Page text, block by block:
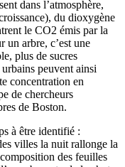
dans l’atmosphère,
du dioxygène
le CO2 émis par la
un arbre, c’est une
plus de sucres
peuvent ainsi
concentration en
de chercheurs
de Boston.
à être identifié :
villes la nuit rallonge la
des feuilles